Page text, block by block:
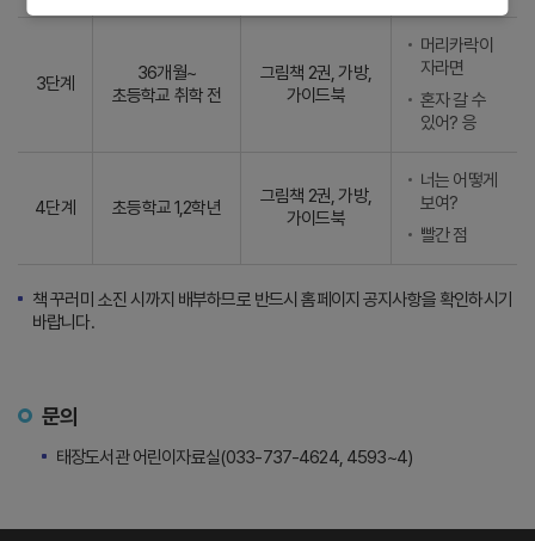
3단계
36개월~
초등학교 취학 전
그림책 2권, 가방,
가이드북
머리카락이
자라면
혼자 갈 수
있어? 응
4단계 초등학교 1,2학년
그림책 2권, 가방,
가이드북
너는 어떻게
보여?
빨간 점
책 꾸러미 소진 시까지 배부하므로 반드시 홈페이지 공지사항을 확인하시기
바랍니다.
문의
태장도서관 어린이자료실(033-737-4624, 4593~4)